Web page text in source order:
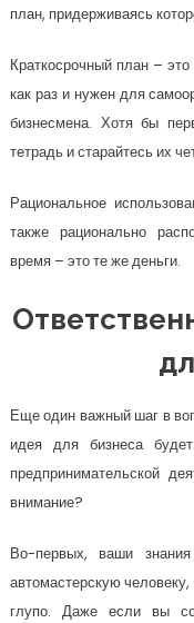
план, придерживаясь
Краткосрочный план –
как раз и нужен для
бизнесмена. Хотя бы
тетрадь и старайтесь их
Рациональное
также рационально
время – это те же деньги.
Еще один важный шаг в
идея для бизнеса
предпринимательской
внимание?
Во-первых, ваши
автомастерскую
глупо. Даже если вы